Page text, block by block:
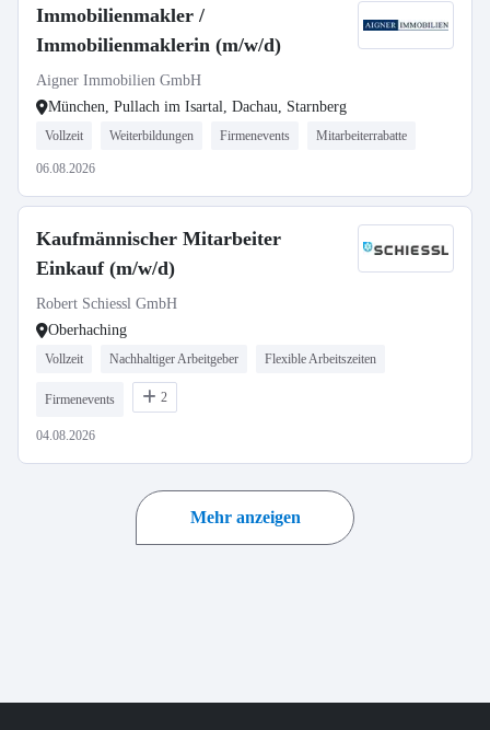
Immobilienmakler /
Immobilienmaklerin (m/w/d)
Aigner Immobilien GmbH
München, Pullach im Isartal, Dachau, Starnberg
Vollzeit Weiterbildungen Firmenevents Mitarbeiterrabatte
06.08.2026
Kaufmännischer Mitarbeiter
Einkauf (m/w/d)
Robert Schiessl GmbH
Oberhaching
Vollzeit Nachhaltiger Arbeitgeber Flexible Arbeitszeiten
Firmenevents 2
04.08.2026
Mehr anzeigen